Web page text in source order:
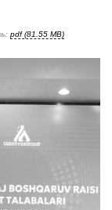
pdf (81.55 MB)